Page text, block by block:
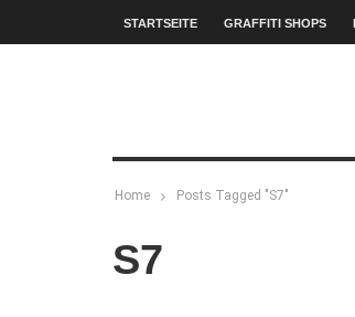
STARTSEITE GRAFFITI SHOPS
Home Posts Tagged "S7"
S7